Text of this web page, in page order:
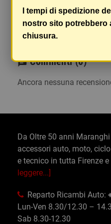
Le scatole hanno
ampie e i vostri articoli
chat Commenti (0)
Ancora nessuna
I tempi di spedizione
nostro sito potrebbero
chiusura.
Da Oltre 50 anni
accessori auto, moto,
e tecnico in tutta Firenze
leggere...]
Reparto Ricambi Auto:
Lun-Ven 8.30/12.30 –
Sab 8.30-12.30